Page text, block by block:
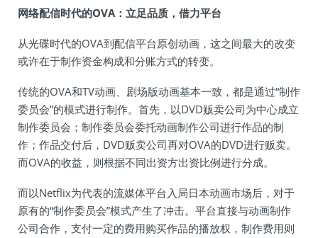
网络配信时代的OVA：立足品质，借力平台
从光碟时代的OVA到配信平台原创动画，这之间最大的改变
或许在于制作资金构成和分账方式的转变。
传统的OVA和TV动画、剧场版动画基本一致，都是通过“制作
委员会”的模式进行制作。首先，以DVD贩卖公司为中心成立
制作委员会；制作委员会委托动画制作公司进行作品的制
作；作品交付后，DVD贩卖公司再对OVA的DVD进行贩卖。
而OVA的收益，则根据不同出资方出资比例进行分成。
而以Netflix为代表的流媒体平台入局日本动画市场后，对于
原有的“制作委员会”模式产生了冲击。平台直接与动画制作
公司合作，支付一定的费用购买作品的播放权，制作费用则